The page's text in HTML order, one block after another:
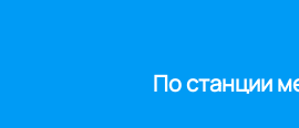
По станции